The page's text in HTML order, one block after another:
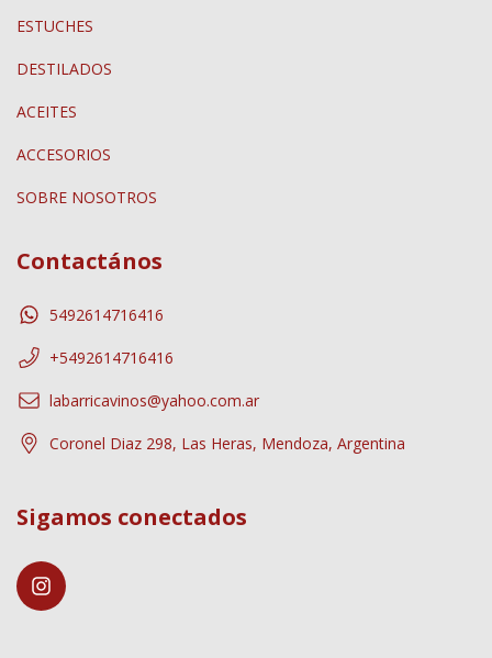
ESTUCHES
DESTILADOS
ACEITES
ACCESORIOS
SOBRE NOSOTROS
Contactános
5492614716416
+5492614716416
labarricavinos@yahoo.com.ar
Coronel Diaz 298, Las Heras, Mendoza, Argentina
Sigamos conectados